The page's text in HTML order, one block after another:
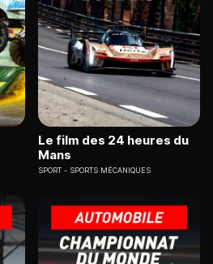
Le film des 24 heures du
Mans
SPORT SPORTS MÉCANIQUES